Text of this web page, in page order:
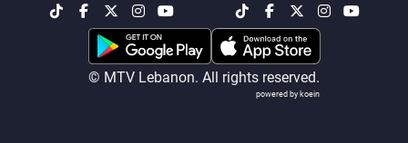
© MTV Lebanon. All rights reserved.
powered by koein